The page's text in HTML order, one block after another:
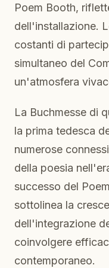
Poem Booth,
dell'installazione.
costanti di
simultaneo del
un'atmosfera
La Buchmesse di
la prima tedesca
numerose
della poesia
successo del
sottolinea la
dell'integrazione
coinvolgere
contemporaneo.